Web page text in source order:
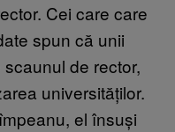
Cei care care
spun că unii
de rector,
universităților.
el însuși